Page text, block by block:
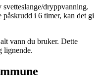
svetteslange/dryppvanning.
påskrudd i 6 timer, kan det gi
vann du bruker. Dette
lignende.